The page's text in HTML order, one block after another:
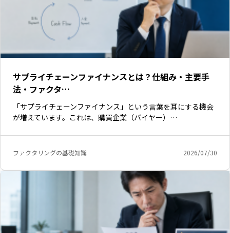
サプライチェーンファイナンスとは？仕組み・主要手
法・ファクタ…
「サプライチェーンファイナンス」という言葉を耳にする機会
が増えています。これは、購買企業（バイヤー）…
ファクタリングの基礎知識 2026/07/30